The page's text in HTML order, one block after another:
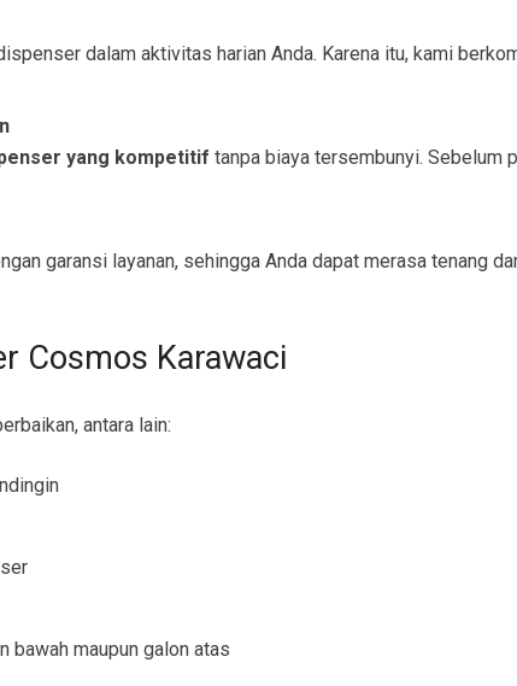
dalam aktivitas harian Anda. Karena itu, kami
yang kompetitif tanpa biaya tersembunyi. Sebelum
garansi layanan, sehingga Anda dapat merasa tenang
Cosmos Karawaci
antara lain:
bawah maupun galon atas